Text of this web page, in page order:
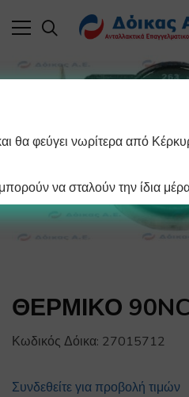
ΘΕΡΜΙΚΟ
Κωδικός Δόικα: 27015712
Συνδεθείτε για προβολή τιμών
θα φεύγει νωρίτερα από
να σταλούν την ίδια